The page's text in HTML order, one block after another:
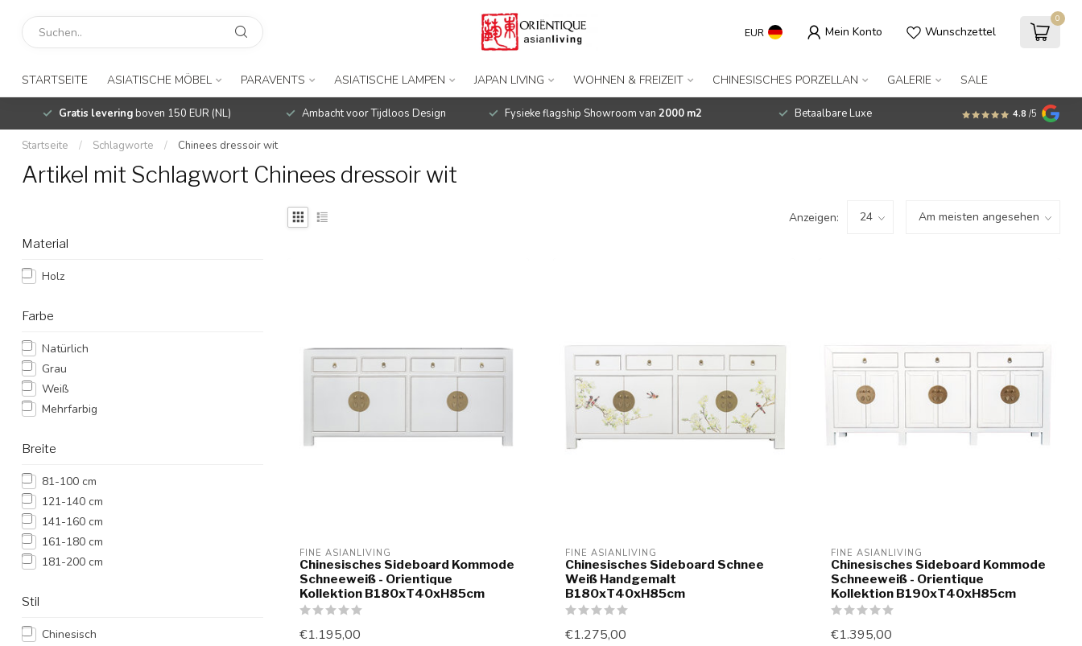
EUR Mein Konto Wunschzettel
0
STARTSEITE ASIATISCHE MÖBEL PARAVENTS ASIATISCHE LAMPEN JAPAN LIVING WOHNEN & FREIZEIT CHINESISCHES PORZELLAN GALERIE SALE
Gratis leveringboven 150 EUR (NL) Ambacht voor Tijdloos Design Fysieke flagship Showroom van 2000 m2 Betaalbare Luxe 4.8 /5
Startseite / Schlagworte / Chinees dressoir wit
Artikel mit Schlagwort Chinees dressoir wit
Material
Holz
Farbe
Natürlich
Grau
Weiß
Mehrfarbig
Breite
81-100 cm
121-140 cm
141-160 cm
161-180 cm
181-200 cm
Stil
Chinesisch
Anzeigen:
FINE ASIANLIVING
Chinesisches Sideboard Kommode
Schneeweiß - Orientique
Kollektion B180xT40xH85cm
€1.195,00
FINE ASIANLIVING
Chinesisches Sideboard Schnee
Weiß Handgemalt
B180xT40xH85cm
€1.275,00
FINE ASIANLIVING
Chinesisches Sideboard Kommode
Schneeweiß - Orientique
Kollektion B190xT40xH85cm
€1.395,00